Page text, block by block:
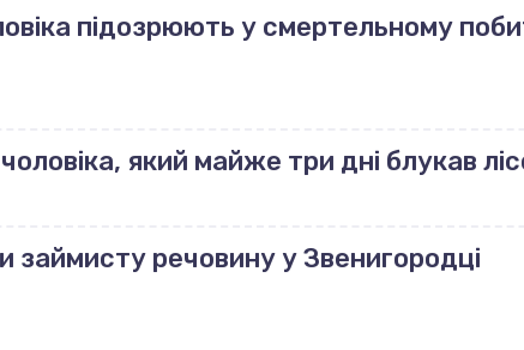
підозрюють у смертельному
який майже три дні блукав
займисту речовину у Звенигородці